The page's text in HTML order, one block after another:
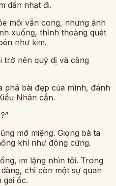
dần nhạt đi.
môi vẫn cong, nhưng ánh
xuống, thỉnh thoảng quét
như kim.
trở nên quỷ dị và căng
phá bài đẹp của mình, đánh
Nhân cần.
mở miệng. Giọng bà ta
khí như đông cứng.
im lặng nhìn tôi. Trong
chỉ còn một sự quan
gai ốc.